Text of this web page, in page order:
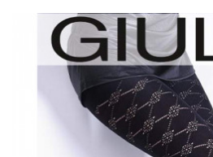
Спортивная Одежда
Для Мужчин
Для Детей
Бренды